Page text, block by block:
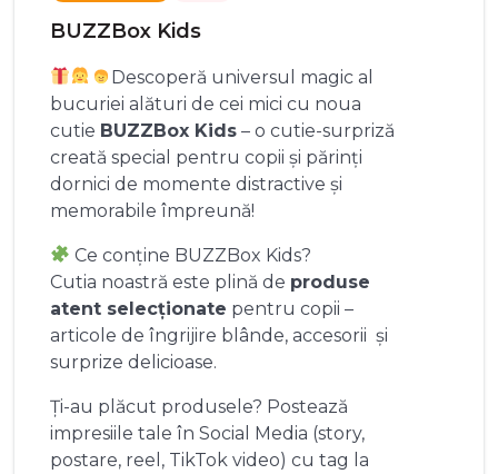
BUZZBox Kids
Descoperă universul magic al
bucuriei alături de cei mici cu noua
cutie BUZZBox Kids – o cutie-surpriză
creată special pentru copii și părinți
dornici de momente distractive și
memorabile împreună!
Ce conține BUZZBox Kids?
Cutia noastră este plină de produse
atent selecționate pentru copii –
articole de îngrijire blânde, accesorii și
surprize delicioase.
Ți-au plăcut produsele? Postează
impresiile tale în Social Media (story,
postare, reel, TikTok video) cu tag la